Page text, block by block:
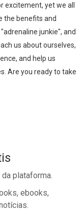
excitement, yet we all
the benefits and
junkie", and
us about ourselves,
and help us
Are you ready to take
plataforma.
ebooks,